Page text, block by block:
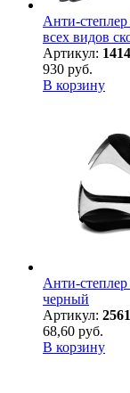
Анти-
всех видов
Артикул:
930 руб.
В корзину
Анти-
черный
Артикул:
68,60 руб.
В корзину